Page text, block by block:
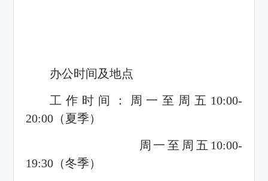
办公时间及地点
工作时间：周一至周五10:00-
20:00（夏季）
周一至周五10:00-
19:30（冬季）